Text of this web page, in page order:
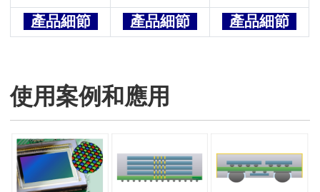
產品細節 產品細節 產品細節
使用案例和應用